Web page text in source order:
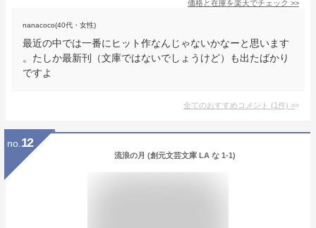
価格と在庫を楽天でチェック >>
nanacoco(40代・女性)
最近の中では一番にヒット作なんじゃないかなーと思います
。たしか最新刊（文庫ではないでしょうけど）も出たばかり
ですよ
全てのおすすめコメント (1件) >
no. 12
流浪の月 (創元文芸文庫 LA な 1-1)